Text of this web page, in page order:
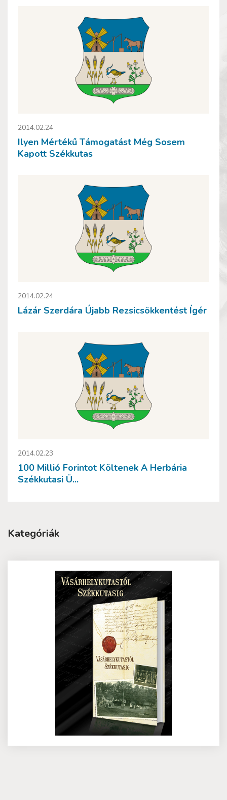
2014.02.24
Ilyen Mértékű Támogatást Még Sosem
Kapott Székkutas
2014.02.24
Lázár Szerdára Újabb Rezsicsökkentést Ígér
2014.02.23
100 Millió Forintot Költenek A Herbária
Székkutasi Ü...
Kategóriák